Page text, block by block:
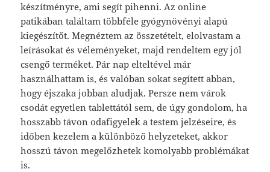
készítményre, ami segít pihenni. Az online
patikában találtam többféle gyógynövényi alapú
kiegészítőt. Megnéztem az összetételt, elolvastam a
leírásokat és véleményeket, majd rendeltem egy jól
csengő terméket. Pár nap elteltével már
használhattam is, és valóban sokat segített abban,
hogy éjszaka jobban aludjak. Persze nem várok
csodát egyetlen tablettától sem, de úgy gondolom, ha
hosszabb távon odafigyelek a testem jelzéseire, és
időben kezelem a különböző helyzeteket, akkor
hosszú távon megelőzhetek komolyabb problémákat
is.